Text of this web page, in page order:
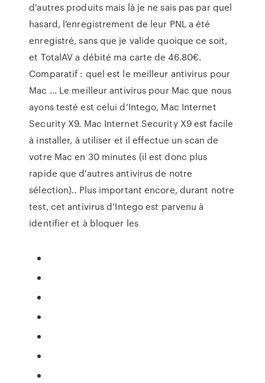
d'autres produits mais là je ne sais pas par quel
hasard, l'enregistrement de leur PNL a été
enregistré, sans que je valide quoique ce soit,
et TotalAV a débité ma carte de 46.80€.
Comparatif : quel est le meilleur antivirus pour
Mac ... Le meilleur antivirus pour Mac que nous
ayons testé est celui d’Intego, Mac Internet
Security X9. Mac Internet Security X9 est facile
à installer, à utiliser et il effectue un scan de
votre Mac en 30 minutes (il est donc plus
rapide que d'autres antivirus de notre
sélection).. Plus important encore, durant notre
test, cet antivirus d’Intego est parvenu à
identifier et à bloquer les